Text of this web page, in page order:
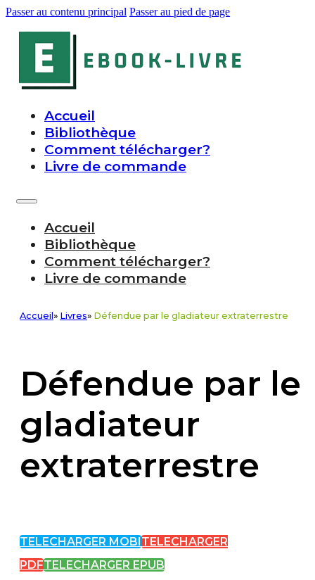
Passer au contenu principal Passer au pied de page
Accueil
Bibliothèque
Comment télécharger?
Livre de commande
Accueil
Bibliothèque
Comment télécharger?
Livre de commande
Accueil » Livres» Défendue par le gladiateur extraterrestre
Défendue par le
gladiateur
extraterrestre
TELECHARGER MOBI TELECHARGER
PDFTELECHARGER EPUB